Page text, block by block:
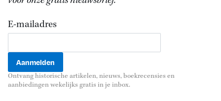
E-mailadres
Ontvang historische artikelen, nieuws, boekrecensies en
aanbiedingen wekelijks gratis in je inbox.